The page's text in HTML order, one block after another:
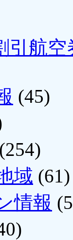
引航空
(45)
(254)
域 (61)
情報